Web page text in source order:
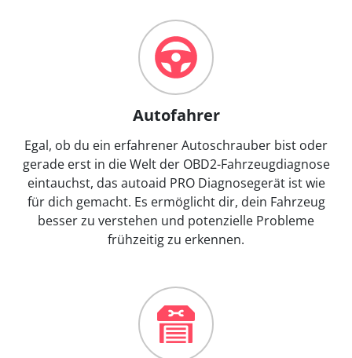
Autofahrer
Egal, ob du ein erfahrener Autoschrauber bist oder
gerade erst in die Welt der OBD2-Fahrzeugdiagnose
eintauchst, das autoaid PRO Diagnosegerät ist wie
für dich gemacht. Es ermöglicht dir, dein Fahrzeug
besser zu verstehen und potenzielle Probleme
frühzeitig zu erkennen.